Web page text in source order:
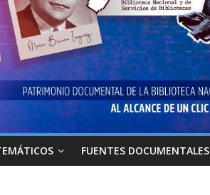
FUENTES DOCUMENTALES